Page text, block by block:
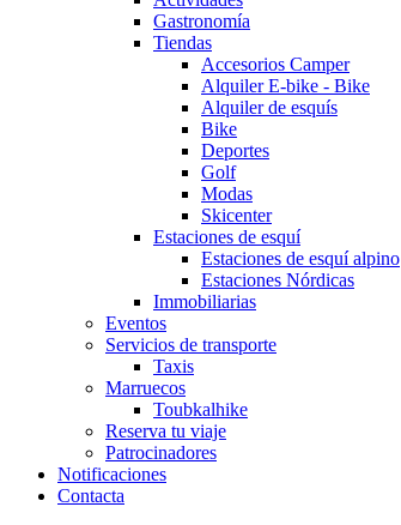
Gastronomía
Tiendas
Accesorios Camper
Alquiler E-bike - Bike
Alquiler de esquís
Bike
Deportes
Golf
Modas
Skicenter
Estaciones de esquí
Estaciones de esquí alpino
Estaciones Nórdicas
Immobiliarias
Eventos
Servicios de transporte
Taxis
Marruecos
Toubkalhike
Reserva tu viaje
Patrocinadores
Notificaciones
Contacta